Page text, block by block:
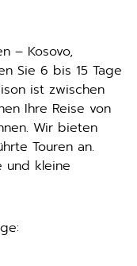
– Kosovo,
Sie 6 bis 15 Tage
ist zwischen
Ihre Reise von
Wir bieten
Touren an.
und kleine